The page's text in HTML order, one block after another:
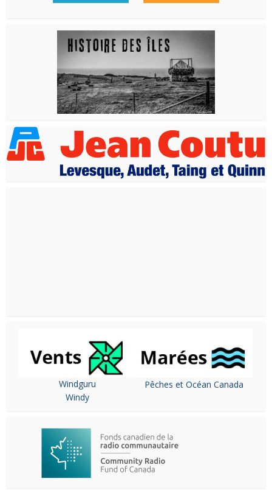
Windguru
Windy
Pêches et Océan Canada